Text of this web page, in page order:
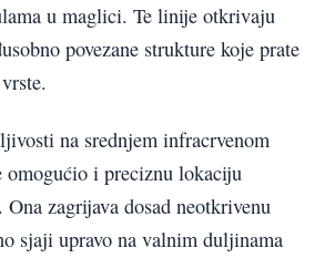
u maglici. Te linije otkrivaju
povezane strukture koje prate
na srednjem infracrvenom
i preciznu lokaciju
Ona zagrijava dosad neotkrivenu
sjaji upravo na valnim duljinama